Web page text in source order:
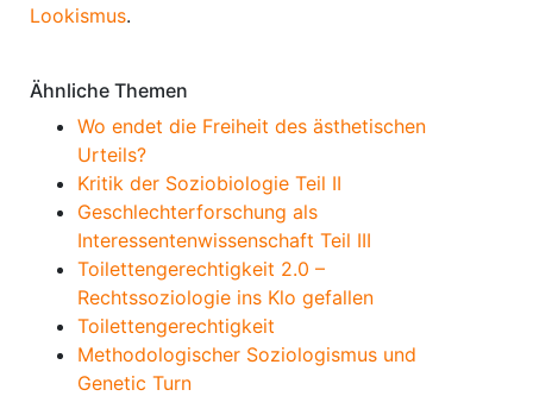
Lookismus.
Ähnliche Themen
Wo endet die Freiheit des ästhetischen
Urteils?
Kritik der Soziobiologie Teil II
Geschlechterforschung als
Interessentenwissenschaft Teil III
Toilettengerechtigkeit 2.0 –
Rechtssoziologie ins Klo gefallen
Toilettengerechtigkeit
Methodologischer Soziologismus und
Genetic Turn